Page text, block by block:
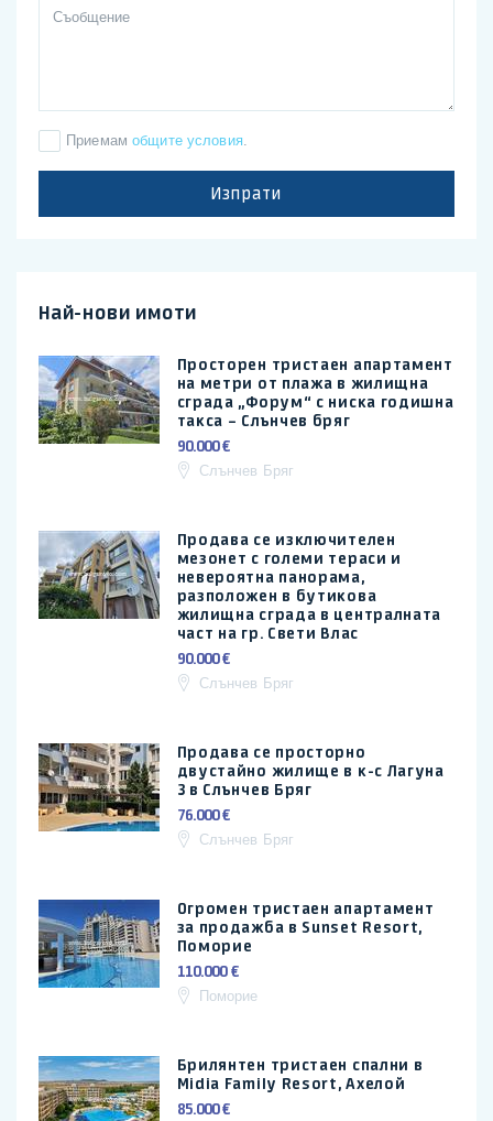
Приемам общите условия.
Изпрати
Най-нови имоти
Просторен тристаен апартамент
на метри от плажа в жилищна
сграда „Форум“ с ниска годишна
такса – Слънчев бряг
90.000 €
Слънчев Бряг
Продава се изключителен
мезонет с големи тераси и
невероятна панорама,
разположен в бутикова
жилищна сграда в централната
част на гр. Свети Влас
90.000 €
Слънчев Бряг
Продава се просторно
двустайно жилище в к-с Лагуна
3 в Слънчев Бряг
76.000 €
Слънчев Бряг
Огромен тристаен апартамент
за продажба в Sunset Resort,
Поморие
110.000 €
Поморие
Брилянтен тристаен спални в
Midia Family Resort, Ахелой
85.000 €